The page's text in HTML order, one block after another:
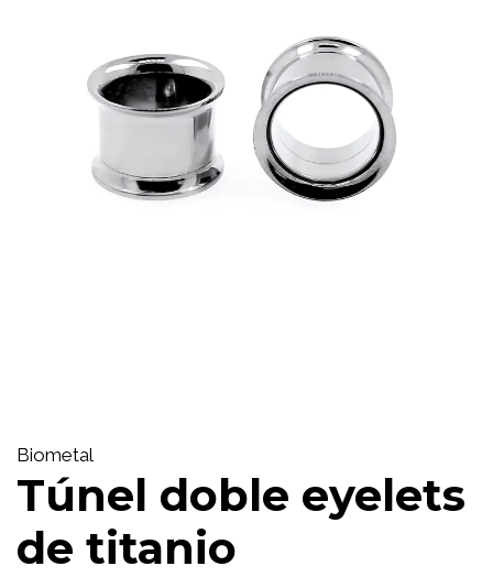
Biometal
Túnel doble eyelets
de titanio